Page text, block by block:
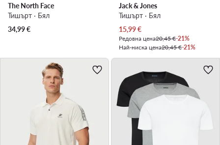
The North Face
Тишърт · Бял
34,99€
Jack & Jones
Тишърт · Бял
Актуална цена
15,99€
Редовна цена20,45 €-21%
Най-ниска цена20,45 €-21%